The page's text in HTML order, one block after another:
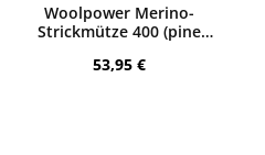
Woolpower Merino-
Strickmütze 400 (pine
Regulärer Preis:
53,95 €